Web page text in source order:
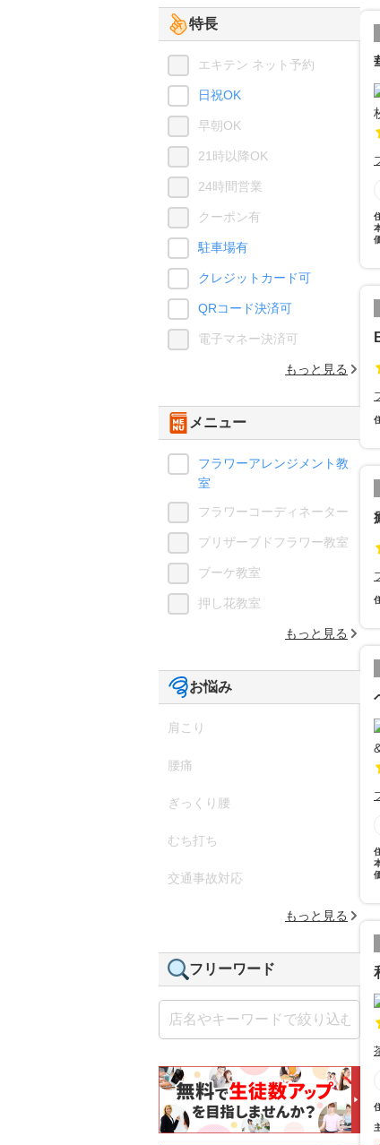
特長
エキテン ネット予約
日祝OK
早朝OK
21時以降OK
24時間営業
クーポン有
駐車場有
クレジットカード可
QRコード決済可
電子マネー決済可
もっと見る
メニュー
フラワーアレンジメント教
室
フラワーコーディネーター
プリザーブドフラワー教室
ブーケ教室
押し花教室
もっと見る
お悩み
肩こり
腰痛
ぎっくり腰
むち打ち
交通事故対応
もっと見る
フリーワード